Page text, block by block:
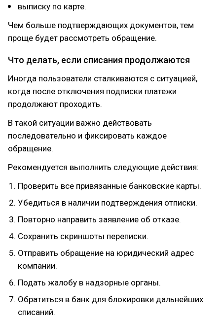
выписку по карте.
Чем больше подтверждающих документов, тем
проще будет рассмотреть обращение.
Что делать, если списания продолжаются
Иногда пользователи сталкиваются с ситуацией,
когда после отключения подписки платежи
продолжают проходить.
В такой ситуации важно действовать
последовательно и фиксировать каждое
обращение.
Рекомендуется выполнить следующие действия:
Проверить все привязанные банковские карты.
Убедиться в наличии подтверждения отписки.
Повторно направить заявление об отказе.
Сохранить скриншоты переписки.
Отправить обращение на юридический адрес
компании.
Подать жалобу в надзорные органы.
Обратиться в банк для блокировки дальнейших
списаний.